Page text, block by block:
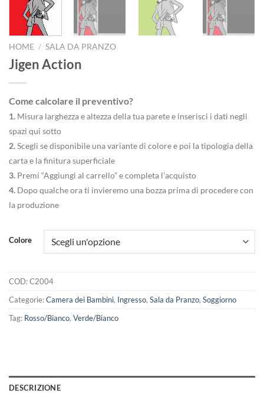
HOME / SALA DA PRANZO
Jigen Action
Come calcolare il preventivo?
1. Misura larghezza e altezza della tua parete e inserisci i dati negli
spazi qui sotto
2.Scegli se disponibile una variante di colore e poi la tipologia della
carta e la finitura superficiale
3. Premi “Aggiungi al carrello” e completa l’acquisto
4. Dopo qualche ora ti invieremo una bozza prima di procedere con
la produzione
Colore
COD:C2004
Categorie:Camera dei Bambini, Ingresso, Sala da Pranzo, Soggiorno
Tag: Rosso/Bianco, Verde/Bianco
DESCRIZIONE